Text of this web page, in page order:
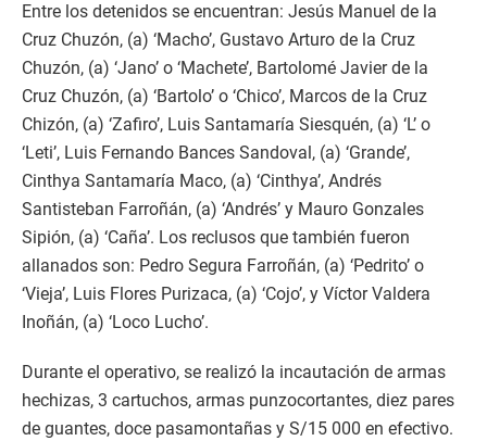
Entre los detenidos se encuentran: Jesús Manuel de la
Cruz Chuzón, (a) ‘Macho’, Gustavo Arturo de la Cruz
Chuzón, (a) ‘Jano’ o ‘Machete’, Bartolomé Javier de la
Cruz Chuzón, (a) ‘Bartolo’ o ‘Chico’, Marcos de la Cruz
Chizón, (a) ‘Zafiro’, Luis Santamaría Siesquén, (a) ‘L’ o
‘Leti’, Luis Fernando Bances Sandoval, (a) ‘Grande’,
Cinthya Santamaría Maco, (a) ‘Cinthya’, Andrés
Santisteban Farroñán, (a) ‘Andrés’ y Mauro Gonzales
Sipión, (a) ‘Caña’. Los reclusos que también fueron
allanados son: Pedro Segura Farroñán, (a) ‘Pedrito’ o
‘Vieja’, Luis Flores Purizaca, (a) ‘Cojo’, y Víctor Valdera
Inoñán, (a) ‘Loco Lucho’.
Durante el operativo, se realizó la incautación de armas
hechizas, 3 cartuchos, armas punzocortantes, diez pares
de guantes, doce pasamontañas y S/15 000 en efectivo.